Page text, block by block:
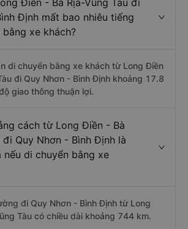
Điền - Bà Rịa-Vũng Tàu đi
Định mất bao nhiêu tiếng
xe khách?
di chuyển bằng xe khách từ Long Điền
đi Quy Nhơn - Bình Định khoảng 17.8
giao thông thuận lợi.
cách từ Long Điền - Bà
đi Quy Nhơn - Bình Định là
nếu di chuyển bằng xe
đi Quy Nhơn - Bình Định từ Long
Tàu có chiều dài khoảng 744 km.